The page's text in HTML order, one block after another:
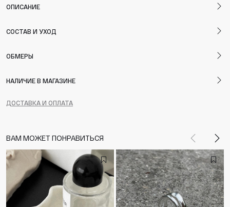
ОПИСАНИЕ
СОСТАВ И УХОД
ОБМЕРЫ
НАЛИЧИЕ В МАГАЗИНЕ
ДОСТАВКА И ОПЛАТА
ВАМ МОЖЕТ ПОНРАВИТЬСЯ Назад